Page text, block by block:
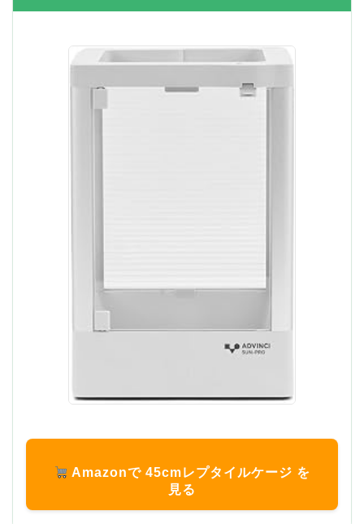
Amazonで 45cmレプタイルケージ を
見る